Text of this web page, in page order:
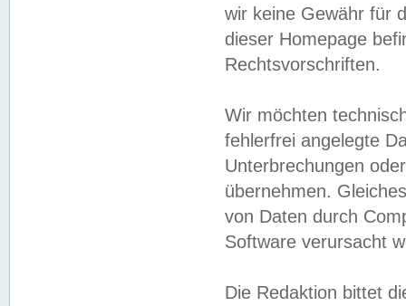
wir keine Gewähr für
dieser Homepage
Rechtsvorschriften.
Wir möchten
fehlerfrei angelegte
Unterbrechungen
übernehmen.
von Daten durch
Software verursacht
Die Redaktion bittet